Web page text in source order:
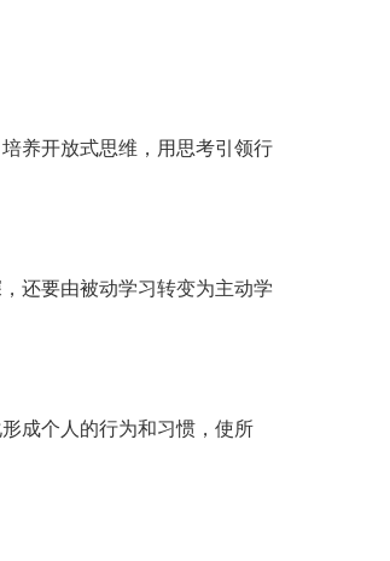
养开放式思维，用思考引领行
还要由被动学习转变为主动学
成个人的行为和习惯，使所